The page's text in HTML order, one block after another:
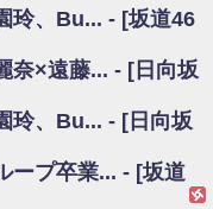
アルミーグリであの販売も！
！？山下瞳月、これはマジ
46のニュース・情報・話題
麗奈×遠藤理子、8/6「ラヴィ
花、次の事務所が決まって
玲、Bu... - [坂道46
奈×遠藤... - [日向坂
玲、Bu... - [日向坂
ープ卒業... - [坂道